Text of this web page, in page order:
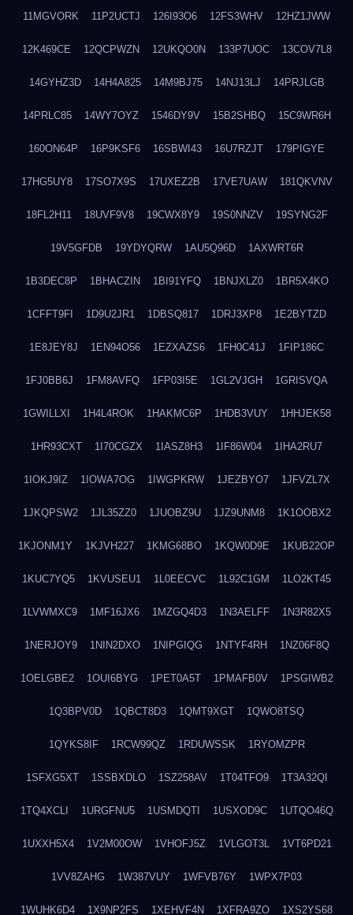
11MGVORK 11P2UCTJ 126I93O6 12FS3WHV 12HZ1JWW
12K469CE 12QCPWZN 12UKQO0N 133P7UOC 13COV7L8
14GYHZ3D 14H4A825 14M9BJ75 14NJ13LJ 14PRJLGB
14PRLC85 14WY7OYZ 1546DY9V 15B2SHBQ 15C9WR6H
160ON64P 16P9KSF6 16SBWI43 16U7RZJT 179PIGYE
17HG5UY8 17SO7X9S 17UXEZ2B 17VE7UAW 181QKVNV
18FL2H11 18UVF9V8 19CWX8Y9 19S0NNZV 19SYNG2F
19V5GFDB 19YDYQRW 1AU5Q96D 1AXWRT6R
1B3DEC8P 1BHACZIN 1BI91YFQ 1BNJXLZ0 1BR5X4KO
1CFFT9FI 1D9U2JR1 1DBSQ817 1DRJ3XP8 1E2BYTZD
1E8JEY8J 1EN94O56 1EZXAZS6 1FH0C41J 1FIP186C
1FJ0BB6J 1FM8AVFQ 1FP03I5E 1GL2VJGH 1GRISVQA
1GWILLXI 1H4L4ROK 1HAKMC6P 1HDB3VUY 1HHJEK58
1HR93CXT 1I70CGZX 1IASZ8H3 1IF86W04 1IHA2RU7
1IOKJ9IZ 1IOWA7OG 1IWGPKRW 1JEZBYO7 1JFVZL7X
1JKQPSW2 1JL35ZZ0 1JUOBZ9U 1JZ9UNM8 1K1OOBX2
1KJONM1Y 1KJVH227 1KMG68BO 1KQW0D9E 1KUB22OP
1KUC7YQ5 1KVUSEU1 1L0EECVC 1L92C1GM 1LO2KT45
1LVWMXC9 1MF16JX6 1MZGQ4D3 1N3AELFF 1N3R82X5
1NERJOY9 1NIN2DXO 1NIPGIQG 1NTYF4RH 1NZ06F8Q
1OELGBE2 1OUI6BYG 1PET0A5T 1PMAFB0V 1PSGIWB2
1Q3BPV0D 1QBCT8D3 1QMT9XGT 1QWO8TSQ
1QYKS8IF 1RCW99QZ 1RDUWSSK 1RYOMZPR
1SFXG5XT 1SSBXDLO 1SZ258AV 1T04TFO9 1T3A32QI
1TQ4XCLI 1URGFNU5 1USMDQTI 1USXOD9C 1UTQO46Q
1UXXH5X4 1V2M00OW 1VHOFJ5Z 1VLGOT3L 1VT6PD21
1VV8ZAHG 1W387VUY 1WFVB76Y 1WPX7P03
1WUHK6D4 1X9NP2FS 1XEHVF4N 1XFRA9ZO 1XS2YS68